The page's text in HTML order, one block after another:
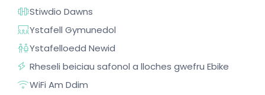
Stiwdio Dawns
Ystafell Gymunedol
Ystafelloedd Newid
Rheseli beiciau safonol a lloches gwefru Ebike
WiFi Am Ddim